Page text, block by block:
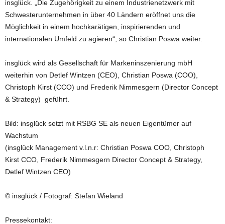
insglück. „Die Zugehörigkeit zu einem Industrienetzwerk mit
Schwesterunternehmen in über 40 Ländern eröffnet uns die
Möglichkeit in einem hochkarätigen, inspirierenden und
internationalen Umfeld zu agieren“, so Christian Poswa weiter.
insglück wird als Gesellschaft für Markeninszenierung mbH
weiterhin von Detlef Wintzen (CEO), Christian Poswa (COO),
Christoph Kirst (CCO) und Frederik Nimmesgern (Director Concept
& Strategy) geführt.
Bild: insglück setzt mit RSBG SE als neuen Eigentümer auf
Wachstum
(insglück Management v.l.n.r: Christian Poswa COO, Christoph
Kirst CCO, Frederik Nimmesgern Director Concept & Strategy,
Detlef Wintzen CEO)
© insglück / Fotograf: Stefan Wieland
Pressekontakt: